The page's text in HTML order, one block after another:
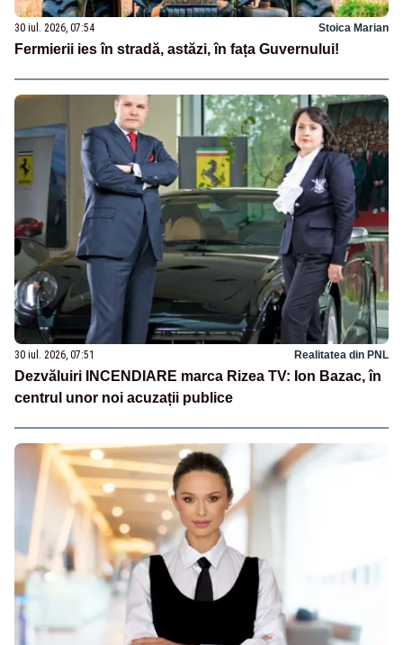
30 iul. 2026, 07:54 Stoica Marian
Fermierii ies în stradă, astăzi, în fața Guvernului!
30 iul. 2026, 07:51 Realitatea din PNL
Dezvăluiri INCENDIARE marca Rizea TV: Ion Bazac, în
centrul unor noi acuzații publice